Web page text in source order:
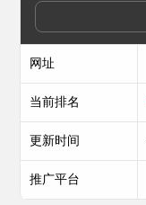
网址
当前排名
更新时间
推广平台